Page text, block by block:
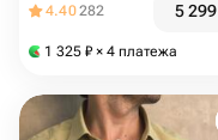
4.40282 5 299
1 325 ₽ × 4 платежа